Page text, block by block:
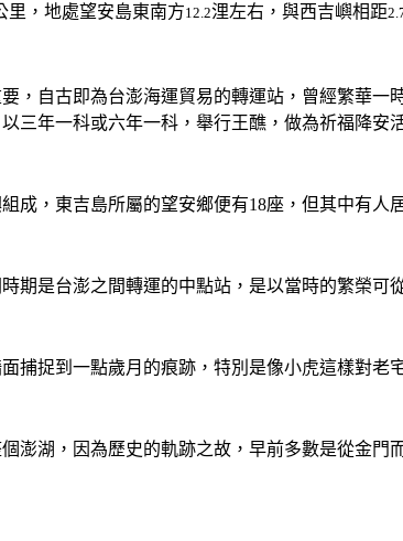
里，地處望安島東南方12.2浬左右，與西吉嶼相距
，自古即為台澎海運貿易的轉運站，曾經繁華
三年一科或六年一科，舉行王醮，做為祈福降安
成，東吉島所屬的望安鄉便有18座，但其中有
期是台澎之間轉運的中點站，是以當時的繁榮
捕捉到一點歲月的痕跡，特別是像小虎這樣對老
澎湖，因為歷史的軌跡之故，早前多數是從金